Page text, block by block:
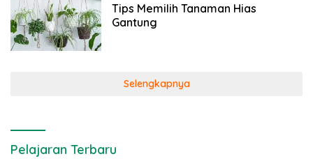
Tips Memilih Tanaman Hias
Gantung
Selengkapnya
Pelajaran Terbaru